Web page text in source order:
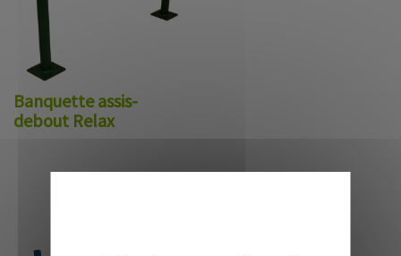
Banquette assis-
debout Relax